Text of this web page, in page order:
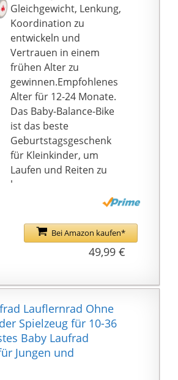
die Reibung und sorgen
für mehr Sicherheit.
Außerdem ist es mit
vollständig
geschlossenen Rädern
ausgestattet, um zu
verhindern, dass die
Füße des Babys
eingeklemmt werden,
was das Fahren für
Kleinkinder noch
sicherer macht. Und
der PU-Sitz verfügt über
Schicht für höchsten
Komfort.
Der solide
hält es langlebig und
stabil, was Ihre Kleinen
lange begleiten kann.
Darüber hinaus sorgt
Gleichgewicht, Lenkung,
Koordination zu
entwickeln und
Vertrauen in einem
frühen Alter zu
gewinnen.Empfohlenes
Alter für 12-24 Monate.
Das Baby-Balance-Bike
ist das beste
Geburtstagsgeschenk
für Kleinkinder, um
Laufen und Reiten zu
lernen.
Balance-Bike verfügt
über robusten
und einen weich
stützenden Sitz.Die
Mini-Balance-Bike-
Räder sind rutschfest,
verschleißfest und
zerstörungsfrei Boden,
Bei Amazon kaufen*
49,99 €
Lauflernrad Ohne
Spielzeug für 10-36
Baby Laufrad
Jungen und